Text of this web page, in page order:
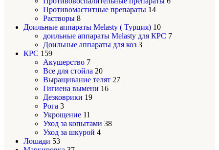
Противомаститные препараты 14
Растворы 8
Доильные аппараты Melasty ( Турция) 10
доильные аппараты Melasty для КРС 7
Доильные аппараты для коз 3
КРС 159
Акушерство 7
Все для стойла 20
Выращивание телят 27
Гигиена вымени 16
Дезковрики 19
Рога 3
Укрощение 11
Уход за копытами 38
Уход за шкурой 4
Лошади 53